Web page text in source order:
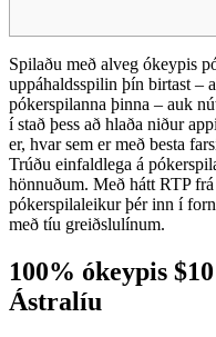
Spilaðu með alveg ókeypis
uppáhaldsspilin þín birtast –
pókerspilanna þinna – auk
í stað þess að hlaða niður
er, hvar sem er með besta
Trúðu einfaldlega á
hönnuðum. Með hátt RTP
pókerspilaleikur þér inn í
með tíu greiðslulínum.
100% ókeypis
Ástralíu